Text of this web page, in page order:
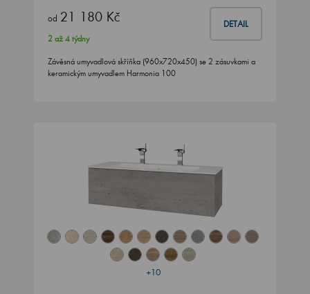
od 21 180 Kč DETAIL
2 až 4 týdny
Závěsná umyvadlová skříňka (960x720x450) se 2 zásuvkami a
keramickým umyvadlem Harmonia 100
+10